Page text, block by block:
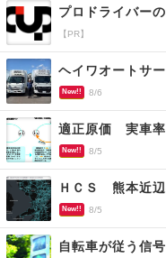
プロドライバー
【PR】
New!! 8/6
New!! 8/5
ＨＣＳ 熊本近辺
New!! 8/5